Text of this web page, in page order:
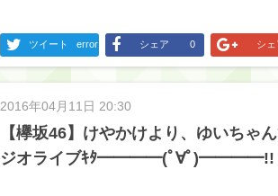
ツイート error シェア 0 シェ
2016年04月11日 20:30
【欅坂46】けやかけより、ゆいちゃ
ジオライブｷﾀ━━━━(ﾟ∀ﾟ)━━━━!!（